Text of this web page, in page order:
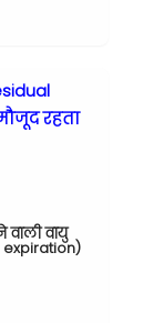
रहता
वायु